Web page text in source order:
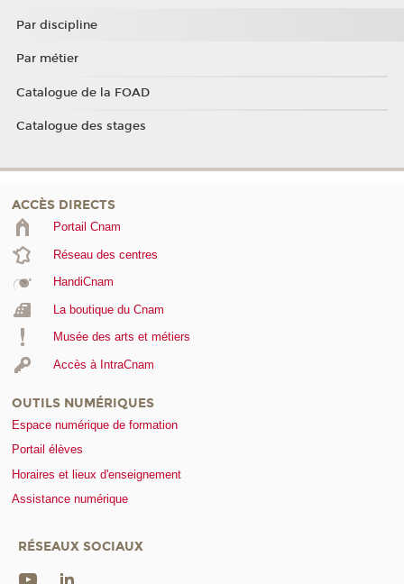
Par discipline
Par métier
Catalogue de la FOAD
Catalogue des stages
ACCÈS DIRECTS
Portail Cnam
Réseau des centres
HandiCnam
La boutique du Cnam
Musée des arts et métiers
Accès à IntraCnam
OUTILS NUMÉRIQUES
Espace numérique de formation
Portail élèves
Horaires et lieux d'enseignement
Assistance numérique
RÉSEAUX SOCIAUX